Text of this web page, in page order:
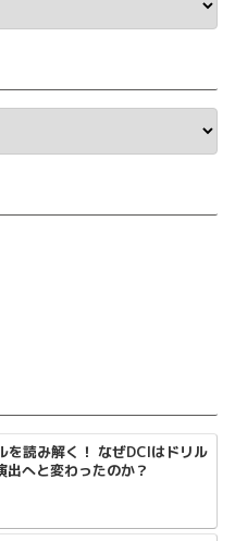
を読み解く！ なぜDCIはドリル
出へと変わったのか？